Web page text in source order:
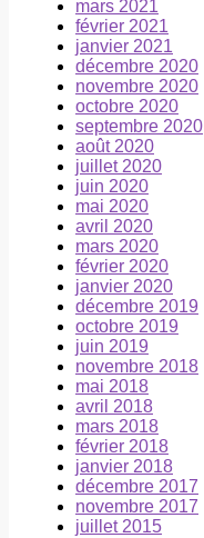
mars 2021
février 2021
janvier 2021
décembre 2020
novembre 2020
octobre 2020
septembre 2020
août 2020
juillet 2020
juin 2020
mai 2020
avril 2020
mars 2020
février 2020
janvier 2020
décembre 2019
octobre 2019
juin 2019
novembre 2018
mai 2018
avril 2018
mars 2018
février 2018
janvier 2018
décembre 2017
novembre 2017
juillet 2015